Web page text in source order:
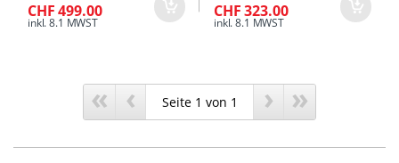
CHF 499.00
inkl. 8.1 MWST
CHF 323.00
inkl. 8.1 MWST
« ‹ › »